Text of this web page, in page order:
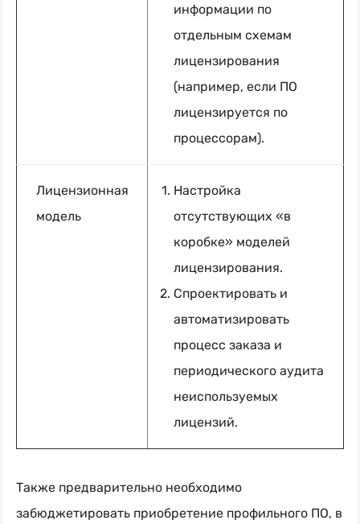
информации по
отдельным схемам
лицензирования
(например, если ПО
лицензируется по
процессорам).
Лицензионная
модель
Настройка
отсутствующих «в
коробке» моделей
лицензирования.
Спроектировать и
автоматизировать
процесс заказа и
периодического аудита
неиспользуемых
лицензий.
Также предварительно необходимо
забюджетировать приобретение профильного ПО, в